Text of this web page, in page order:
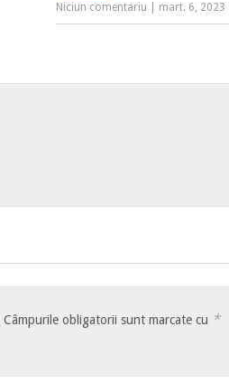
Niciun comentariu mart. 6, 2023
Câmpurile obligatorii sunt marcate cu *